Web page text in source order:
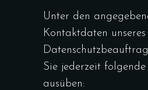
Unter den
Kontaktdaten unseres
Sie jederzeit folgende
ausüben: